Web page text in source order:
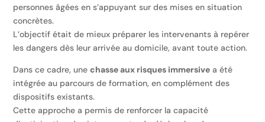
personnes âgées en s’appuyant sur des mises en situation
concrètes.
L’objectif était de mieux préparer les intervenants à repérer
les dangers dès leur arrivée au domicile, avant toute action.
Dans ce cadre, unechasse aux risques immersive a été
intégrée au parcours de formation, en complément des
dispositifs existants.
Cette approche a permis de renforcer la capacité